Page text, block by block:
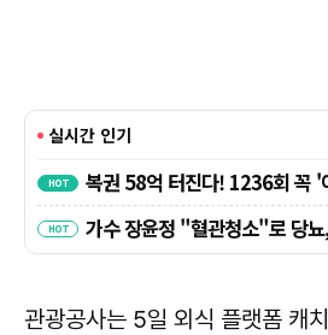
관광공사는 5일 외식 플랫폼 캐